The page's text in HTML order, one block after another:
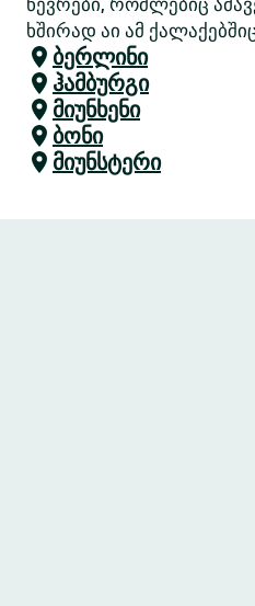
წევრები, რომლებიც
ხშირად აი ამ
ბერლინი
ჰამბურგი
მიუნხენი
ბონი
მიუნსტერი